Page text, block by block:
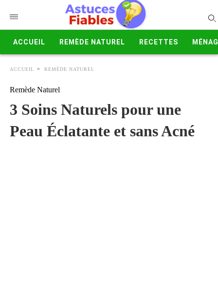
ACCUEIL REMÈDE NATUREL RECETTES
ACCUEIL REMÈDE NATUREL
Remède Naturel
3 Soins Naturels pour une
Peau Éclatante et sans Acné